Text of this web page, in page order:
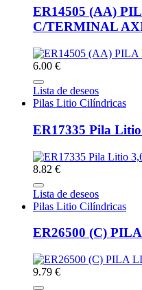
ER14505 (AA)
C/TERMINAL
6.00 €
Lista de deseos
Pilas Litio Cilíndricas
ER17335 Pila
8.82 €
Lista de deseos
Pilas Litio Cilíndricas
ER26500 (C)
9.79 €